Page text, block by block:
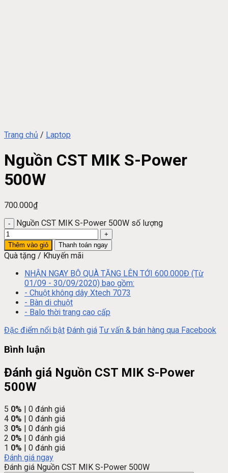
Trang chủ / Laptop
Nguồn CST MIK S-Power
500W
700.000₫
Nguồn CST MIK S-Power 500W số lượng
Thêm vào giỏ Thanh toán ngay
Quà tặng / Khuyến mãi
NHẬN NGAY BỘ QUÀ TẶNG LÊN TỚI 600.000Đ (Từ
01/09 - 30/09/2020) bao gồm:
- Chuột không dây Xtech 7073
- Bàn di chuột
- Balo thời trang cao cấp
Đặc điểm nổi bật Đánh giá Tư vấn & bán hàng qua Facebook
Bình luận
Đánh giá Nguồn CST MIK S-Power
500W
5 0% | 0 đánh giá
4 0% | 0 đánh giá
3 0% | 0 đánh giá
2 0% | 0 đánh giá
1 0% | 0 đánh giá
Đánh giá ngay
Đánh giá Nguồn CST MIK S-Power 500W